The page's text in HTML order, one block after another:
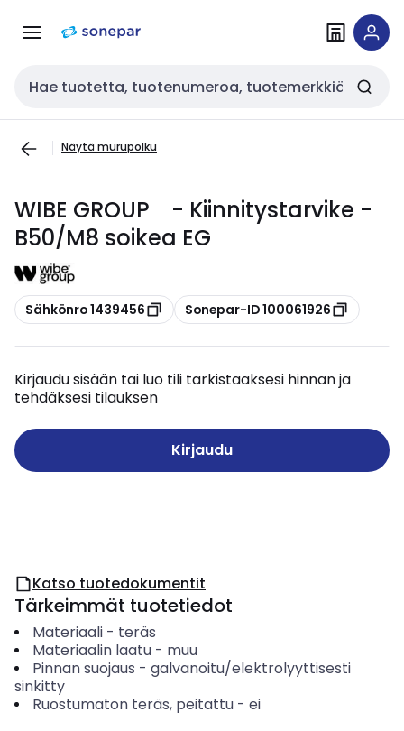
navigointiinsisältöön
Haku
Näytä murupolku
WIBE GROUP - Kiinnitystarvike -
B50/M8 soikea EG
Kopioi
Sähkönro 1439456 Kopioi
Sonepar-ID 100061926
Kirjaudu sisään tai luo tili tarkistaaksesi hinnan ja
tehdäksesi tilauksen
Kirjaudu
Katso tuotedokumentit
Tärkeimmät tuotetiedot
Materiaali- teräs
Materiaalin laatu- muu
Pinnan suojaus - galvanoitu/elektrolyyttisesti
sinkitty
Ruostumaton teräs, peitattu- ei